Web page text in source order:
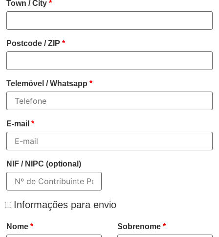
Town / City *
Postcode / ZIP *
Telemóvel / Whatsapp *
E-mail *
NIF / NIPC (optional)
Informações para envio
Nome * Sobrenome *